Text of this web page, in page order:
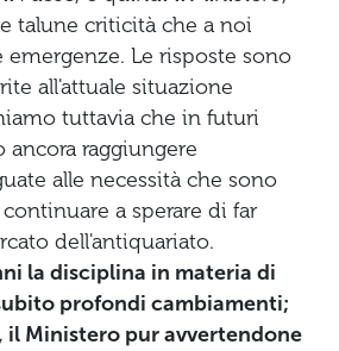
talune criticità che a noi
Le risposte sono
all'attuale situazione
tuttavia che in futuri
raggiungere
alle necessità che sono
a sperare di far
dell'antiquariato.
la disciplina in materia di
profondi cambiamenti;
il Ministero pur avvertendone